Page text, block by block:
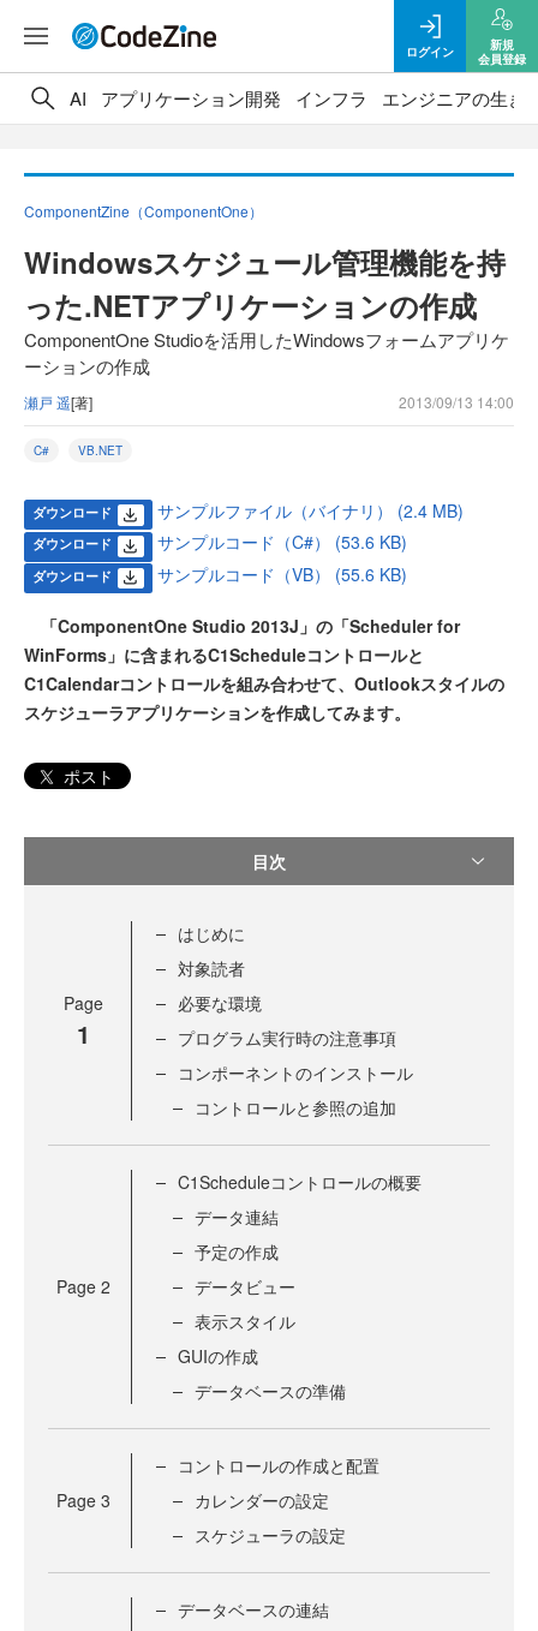
ログイン
新規
会員登録
AI アプリケーション開発 インフラ エンジニアの生き
ComponentZine（ComponentOne）
Windowsスケジュール管理機能を持
った.NETアプリケーションの作成
ComponentOne Studioを活用したWindowsフォームアプリケ
ーションの作成
瀬戸 遥[著] 2013/09/13 14:00
C# VB.NET
ダウンロード サンプルファイル（バイナリ） (2.4 MB)
ダウンロード サンプルコード（C#） (53.6 KB)
ダウンロード サンプルコード（VB） (55.6 KB)
「ComponentOne Studio 2013J」の「Scheduler for
WinForms」に含まれるC1Scheduleコントロールと
C1Calendarコントロールを組み合わせて、Outlookスタイルの
スケジューラアプリケーションを作成してみます。
ポスト
目次
Page
1
はじめに
対象読者
必要な環境
プログラム実行時の注意事項
コンポーネントのインストール
コントロールと参照の追加
Page 2
C1Scheduleコントロールの概要
データ連結
予定の作成
データビュー
表示スタイル
GUIの作成
データベースの準備
Page 3
コントロールの作成と配置
カレンダーの設定
スケジューラの設定
データベースの連結